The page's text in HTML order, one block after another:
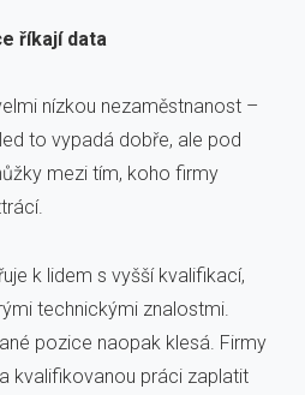
říkají data
nízkou nezaměstnanost –
to vypadá dobře, ale pod
mezi tím, koho firmy
k lidem s vyšší kvalifikací,
technickými znalostmi.
pozice naopak klesá. Firmy
kvalifikovanou práci zaplatit